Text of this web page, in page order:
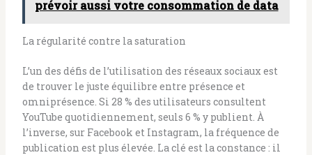
prévoir aussi votre consommation de data
La régularité contre la saturation
L’un des défis de l’utilisation des réseaux sociaux est
de trouver le juste équilibre entre présence et
omniprésence. Si 28 % des utilisateurs consultent
YouTube quotidiennement, seuls 6 % y publient. À
l’inverse, sur Facebook et Instagram, la fréquence de
publication est plus élevée. La clé est la constance : il